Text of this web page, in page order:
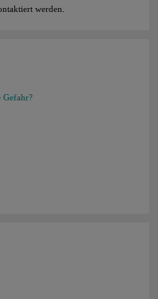
werden.
Gefahr?